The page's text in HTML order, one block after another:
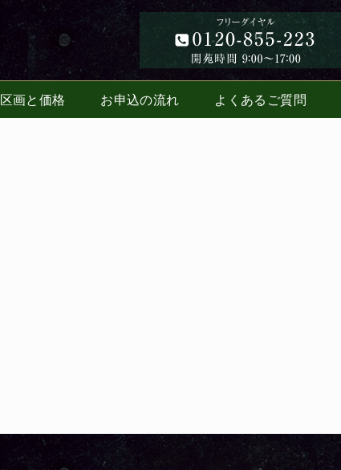
区画と価格 お申込の流れ よくあるご質問